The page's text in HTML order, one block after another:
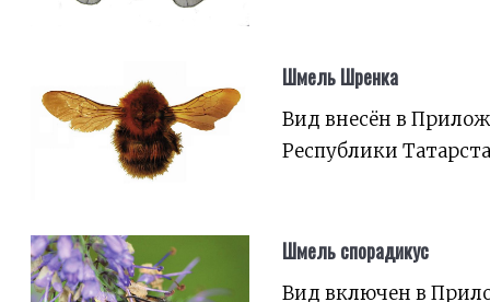
Шмель Шренка
Вид внесён в
Республики
Шмель спорадикус
Вид включен в